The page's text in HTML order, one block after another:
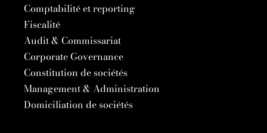
Comptabilité et reporting
Fiscalité
Audit & Commissariat
Corporate Governance
Constitution de sociétés
Management & Administration
Domiciliation de sociétés